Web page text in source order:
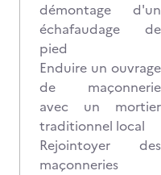
démontage d'un
échafaudage de
pied
Enduire un ouvrage
de maçonnerie
avec un mortier
traditionnel local
Rejointoyer des
maçonneries